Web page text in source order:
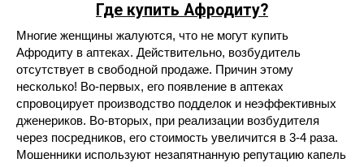
Где купить Афродиту?
Многие женщины жалуются, что не могут купить
Афродиту в аптеках. Действительно, возбудитель
отсутствует в свободной продаже. Причин этому
несколько! Во-первых, его появление в аптеках
спровоцирует производство подделок и неэффективных
дженериков. Во-вторых, при реализации возбудителя
через посредников, его стоимость увеличится в 3-4 раза.
Мошенники используют незапятнанную репутацию капель